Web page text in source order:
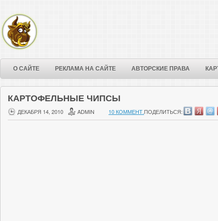
О САЙТЕ РЕКЛАМА НА САЙТЕ АВТОРСКИЕ ПРАВА
КАРТОФЕЛЬНЫЕ ЧИПСЫ
ДЕКАБРЯ 14, 2010 ADMIN 10 КОММЕНТ.ПОДЕЛИТЬСЯ: